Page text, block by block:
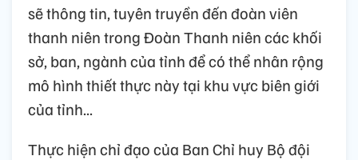
sẽ thông tin, tuyên truyền đến đoàn viên
thanh niên trong Đoàn Thanh niên các khối
sở, ban, ngành của tỉnh để có thể nhân rộng
mô hình thiết thực này tại khu vực biên giới
của tỉnh...
Thực hiện chỉ đạo của Ban Chỉ huy Bộ đội